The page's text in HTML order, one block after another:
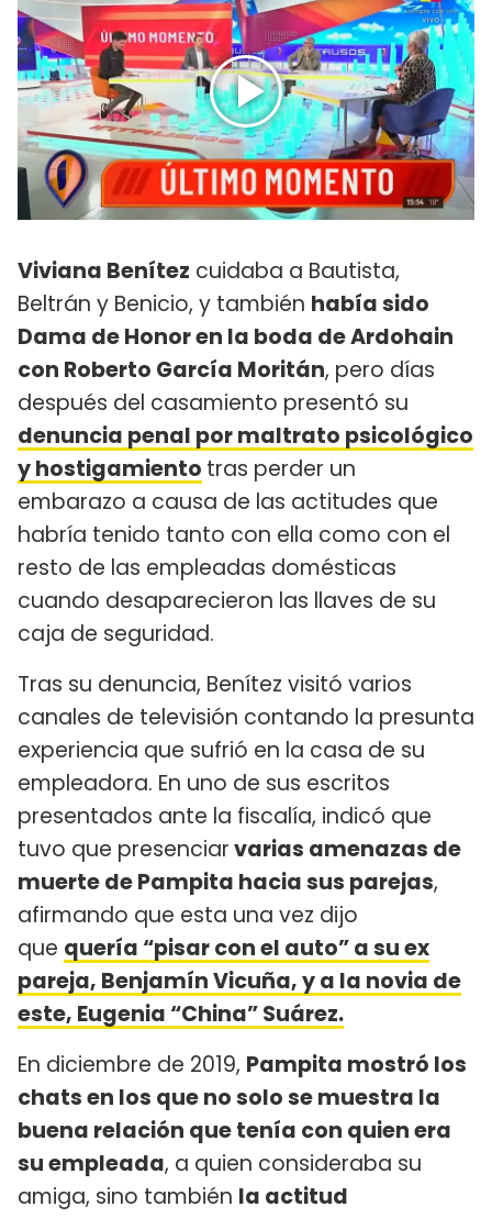
Viviana Benítez cuidaba a Bautista,
Beltrán y Benicio, y también había sido
Dama de Honor en la boda de Ardohain
con Roberto García Moritán, pero días
después del casamiento presentó su
denuncia penal por maltrato psicológico
y hostigamiento tras perder un
embarazo a causa de las actitudes que
habría tenido tanto con ella como con el
resto de las empleadas domésticas
cuando desaparecieron las llaves de su
caja de seguridad.
Tras su denuncia, Benítez visitó varios
canales de televisión contando la presunta
experiencia que sufrió en la casa de su
empleadora. En uno de sus escritos
presentados ante la fiscalía, indicó que
tuvo que presenciarvarias amenazas de
muerte de Pampita hacia sus parejas,
afirmando que esta una vez dijo
que quería “pisar con el auto” a su ex
pareja, Benjamín Vicuña, y a la novia de
este, Eugenia “China” Suárez.
En diciembre de 2019, Pampita mostró los
chats en los que no solo se muestra la
buena relación que tenía con quien era
su empleada, a quien consideraba su
amiga, sino también la actitud